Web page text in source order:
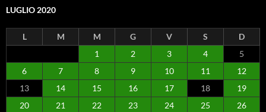
LUGLIO 2020
L M M G V S
D
1
2 3 4
5
6
7 8 9 10 11
12
13
14 15 16 17 18
19
20
21 22 23 24 25
26